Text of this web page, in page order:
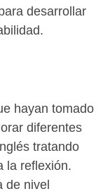
desarrollar
hayan tomado
diferentes
tratando
la reflexión.
de nivel